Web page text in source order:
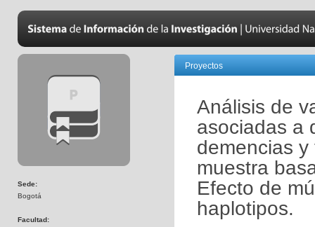
Sede:
Bogotá
Facultad:
Proyectos
Análisis de
asociadas a
demencias
muestra
Efecto de
haplotipos.